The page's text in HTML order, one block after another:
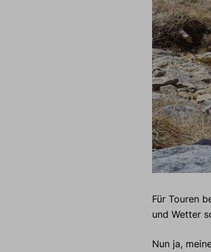
Für Touren
und Wetter
Nun ja,